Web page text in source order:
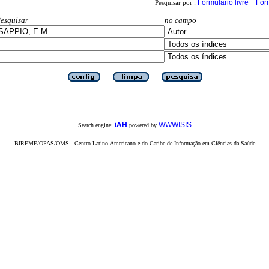
Pesquisar por : Formulário livre
no campo
Search engine: iAH powered by WWWISIS
BIREME/OPAS/OMS - Centro Latino-Americano e do Caribe de Informação em Ciências da Saúde